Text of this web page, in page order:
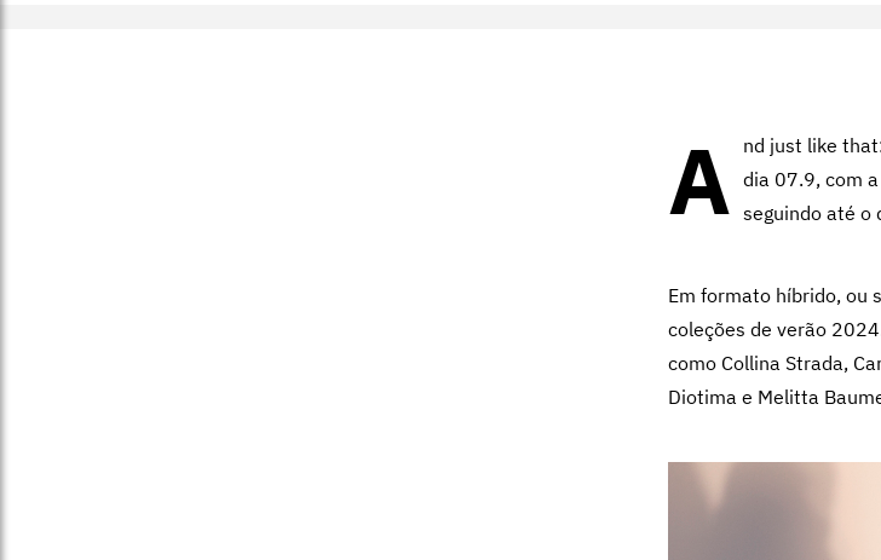
A nd just like
dia 07.9, com a
seguindo até o
Em formato híbrido, ou
coleções de verão
como Collina Strada,
Diotima e Melitta